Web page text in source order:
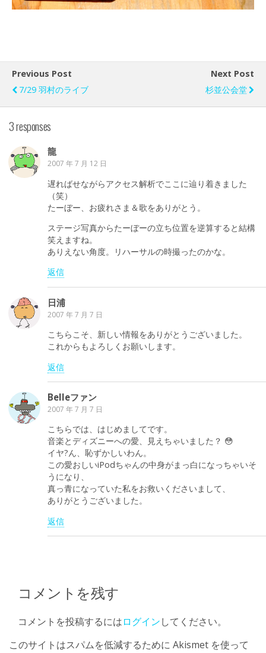
Previous Post
7/29 羽村のライブ
Next Post
杉並公会堂
3 responses
龍
2007 年 7 月 12 日
遅ればせながらアクセス解析でここに辿り着きました
（笑）
たーぼー、お疲れさま＆歌をありがとう。
ステージ写真からたーぼーの立ち位置を逆算すると結構
笑えますね。
ありえない角度。リハーサルの時撮ったのかな。
返信
日浦
2007 年 7 月 7 日
こちらこそ、新しい情報をありがとうございました。
これからもよろしくお願いします。
返信
Belleファン
2007 年 7 月 7 日
こちらでは、はじめましてです。
音楽とディズニーへの愛、見えちゃいました？ 😳
イヤ?ん、恥ずかしいわん。
この愛おしいiPodちゃんの中身がまっ白になっちゃいそ
うになり、
真っ青になっていた私をお救いくださいまして、
ありがとうございました。
返信
コメントを残す
コメントを投稿するにはログインしてください。
このサイトはスパムを低減するために Akismet を使って